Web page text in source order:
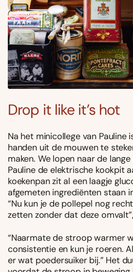
Drop it like it’s hot
Na het minicollege van Pauline
handen uit de mouwen te
maken. We lopen naar de
Pauline de elektrische kookpit
koekenpan zit al een laagje
afgemeten ingrediënten staan
“Nu kun je de pollepel nog
zetten zonder dat deze
“Naarmate de stroop warmer
consistentie en kun je roeren.
er wat poedersuiker bij.” Het